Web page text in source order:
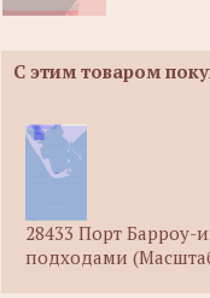
С этим товаром
28433 Порт Барроу-
подходами